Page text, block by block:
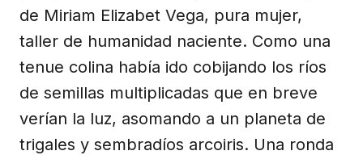
de Miriam Elizabet Vega, pura mujer,
taller de humanidad naciente. Como una
tenue colina había ido cobijando los ríos
de semillas multiplicadas que en breve
verían la luz, asomando a un planeta de
trigales y sembradíos arcoiris. Una ronda